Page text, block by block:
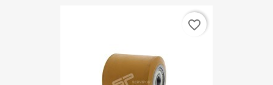
favorite_border